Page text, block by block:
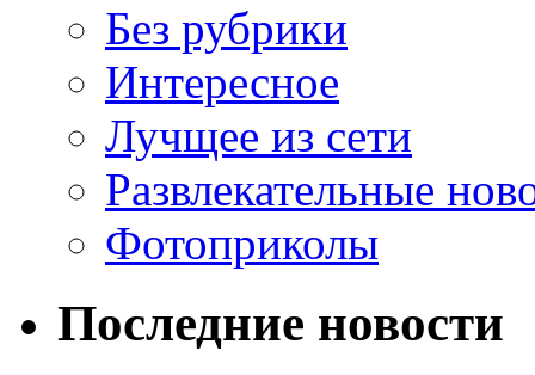
Без рубрики
Интересное
Лучщее из сети
Развлекательные
Фотоприколы
Последние новости